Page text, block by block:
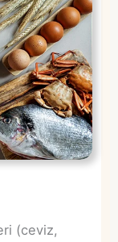
(ceviz,